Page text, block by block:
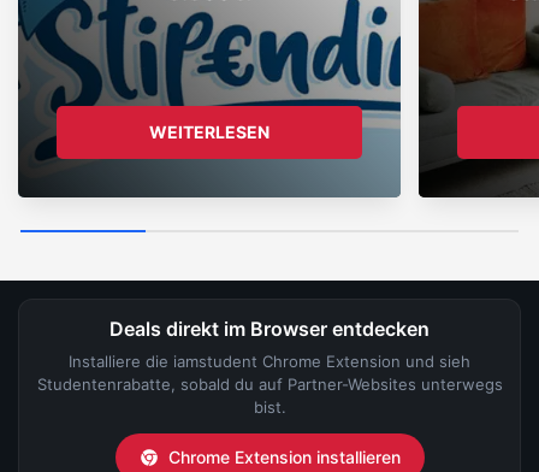
WEITERLESEN
Deals direkt im Browser entdecken
Installiere die iamstudent Chrome Extension und sieh
Studentenrabatte, sobald du auf Partner-Websites unterwegs
bist.
Chrome Extension installieren